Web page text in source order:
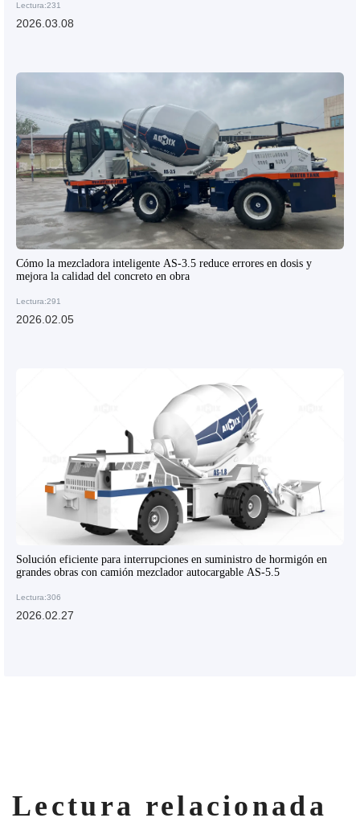
Lectura:231
2026.03.08
Cómo la mezcladora inteligente AS-3.5 reduce errores en dosis y
mejora la calidad del concreto en obra
Lectura:291
2026.02.05
Solución eficiente para interrupciones en suministro de hormigón en
grandes obras con camión mezclador autocargable AS-5.5
Lectura:306
2026.02.27
Lectura relacionada